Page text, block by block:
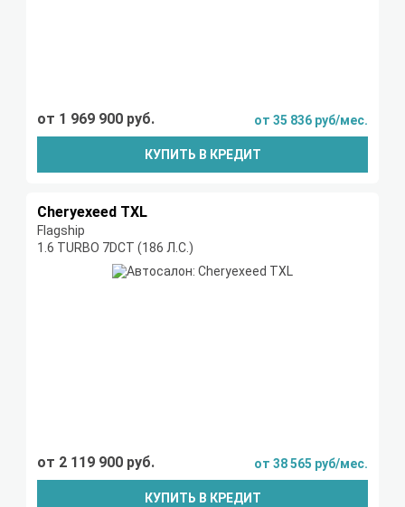
от 1 969 900 руб. от 35 836 руб/мес.
КУПИТЬ В КРЕДИТ
Cheryexeed TXL
Flagship
1.6 TURBO 7DCT (186 Л.С.)
от 2 119 900 руб. от 38 565 руб/мес.
КУПИТЬ В КРЕДИТ